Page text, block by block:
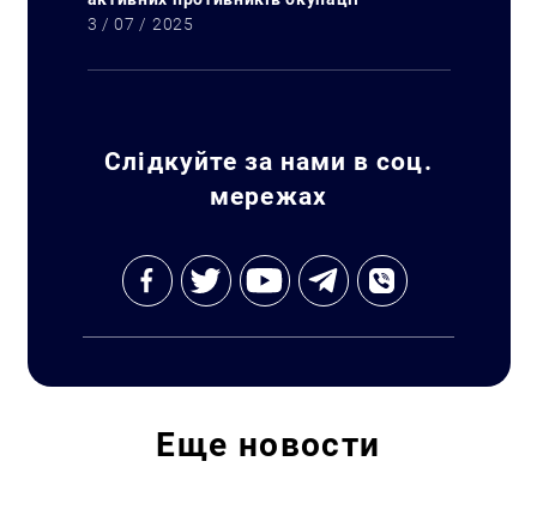
3 / 07 / 2025
Слідкуйте за нами в соц.
мережах
Еще новости